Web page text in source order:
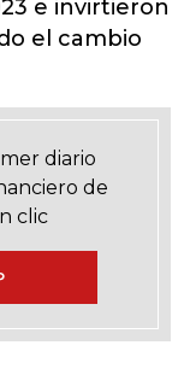
e invirtieron
el cambio
diario
de
clic